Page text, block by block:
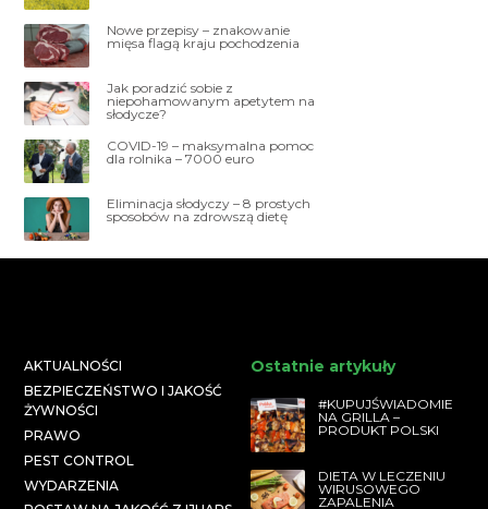
Nowe przepisy – znakowanie
mięsa flagą kraju pochodzenia
Jak poradzić sobie z
niepohamowanym apetytem na
słodycze?
COVID-19 – maksymalna pomoc
dla rolnika – 7000 euro
Eliminacja słodyczy – 8 prostych
sposobów na zdrowszą dietę
AKTUALNOŚCI
BEZPIECZEŃSTWO I JAKOŚĆ
ŻYWNOŚCI
PRAWO
PEST CONTROL
WYDARZENIA
Ostatnie artykuły
#KUPUJŚWIADOMIE
NA GRILLA –
PRODUKT POLSKI
DIETA W LECZENIU
WIRUSOWEGO
ZAPALENIA